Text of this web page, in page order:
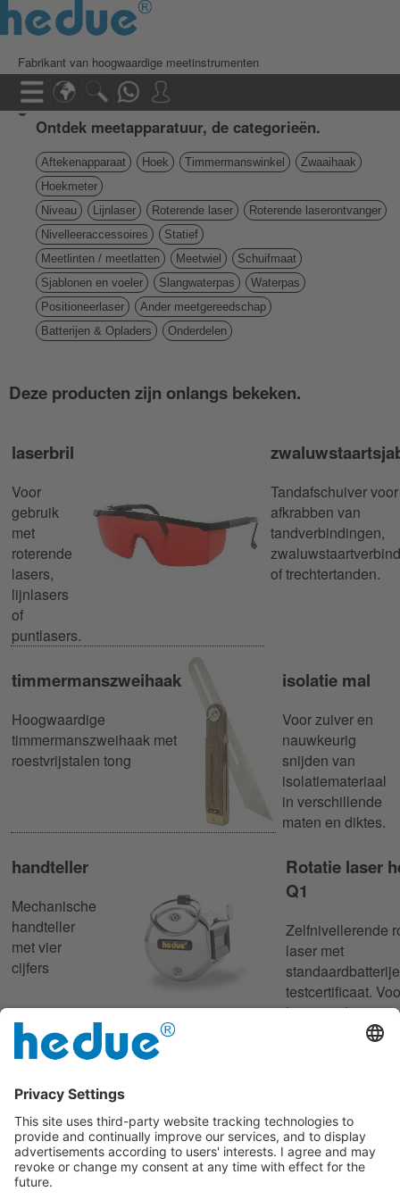
Fabrikant van hoogwaardige meetinstrumenten
Ontdek meetapparatuur, de categorieën.
Aftekenapparaat Hoek Timmermanswinkel
Zwaaihaak
Hoekmeter
Niveau
Lijnlaser Roterende laser
Roterende laserontvanger
Nivelleeraccessoires
Statief
Meetlinten / meetlatten
Meetwiel
Schuifmaat
Sjablonen en voeler
Slangwaterpas
Waterpas
Positioneerlaser
Ander meetgereedschap
Batterijen & Opladers
Onderdelen
Deze producten zijn onlangs bekeken.
laserbril
Voor
gebruik
met
roterende
lasers,
lijnlasers
of
puntlasers.
Tandafschuiver
afkrabben van
tandverbindingen,
of trechtertanden.
timmermanszweihaak
Hoogwaardige
timmermanszweihaak met
roestvrijstalen tong
isolatie mal
Voor zuiver en
nauwkeurig
snijden van
isolatiemateriaal
in verschillende
maten en diktes.
handteller
Mechanische
handteller
met vier
cijfers
Rotatie laser
Q1
Zelfnivellerende
laser met
testcertificaat.
horizontale
winkelhaak
De vlakke
winkelhaken
zijn gemaakt
fijn notenhout met